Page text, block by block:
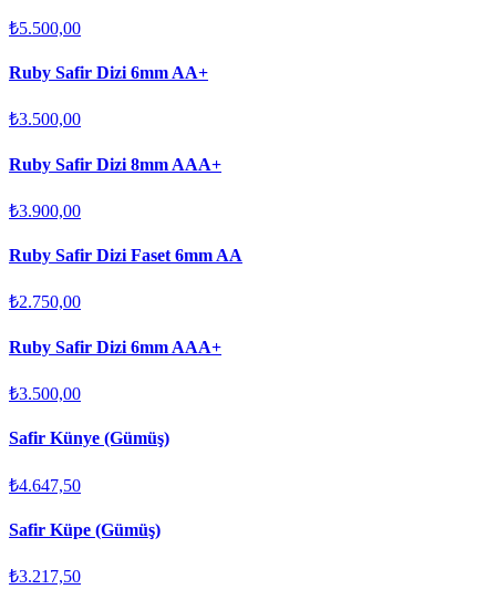
₺5.500,00
Ruby Safir Dizi 6mm AA+
₺3.500,00
Ruby Safir Dizi 8mm AAA+
₺3.900,00
Ruby Safir Dizi Faset 6mm AA
₺2.750,00
Ruby Safir Dizi 6mm AAA+
₺3.500,00
Safir Künye (Gümüş)
₺4.647,50
Safir Küpe (Gümüş)
₺3.217,50